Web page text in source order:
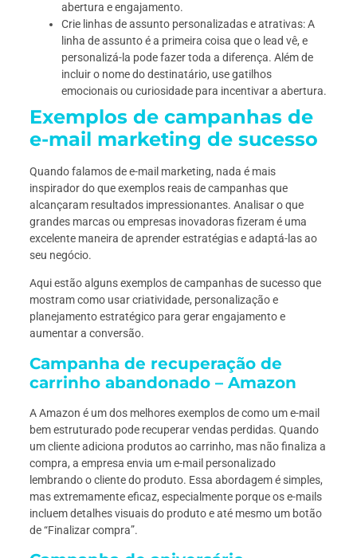
abertura e engajamento.
Crie linhas de assunto personalizadas e atrativas: A
linha de assunto é a primeira coisa que o lead vê, e
personalizá-la pode fazer toda a diferença. Além de
incluir o nome do destinatário, use gatilhos
emocionais ou curiosidade para incentivar a abertura.
Exemplos de campanhas de
e-mail marketing de sucesso
Quando falamos de e-mail marketing, nada é mais
inspirador do que exemplos reais de campanhas que
alcançaram resultados impressionantes. Analisar o que
grandes marcas ou empresas inovadoras fizeram é uma
excelente maneira de aprender estratégias e adaptá-las ao
seu negócio.
Aqui estão alguns exemplos de campanhas de sucesso que
mostram como usar criatividade, personalização e
planejamento estratégico para gerar engajamento e
aumentar a conversão.
Campanha de recuperação de
carrinho abandonado – Amazon
A Amazon é um dos melhores exemplos de como um e-mail
bem estruturado pode recuperar vendas perdidas. Quando
um cliente adiciona produtos ao carrinho, mas não finaliza a
compra, a empresa envia um e-mail personalizado
lembrando o cliente do produto. Essa abordagem é simples,
mas extremamente eficaz, especialmente porque os e-mails
incluem detalhes visuais do produto e até mesmo um botão
de “Finalizar compra”.